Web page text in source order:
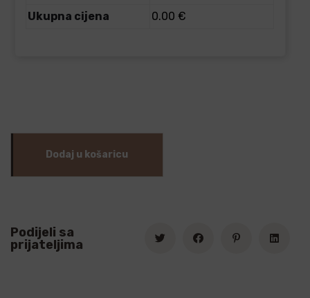
Ukupna cijena 0.00 €
Dodaj u košaricu
Podijeli sa
prijateljima